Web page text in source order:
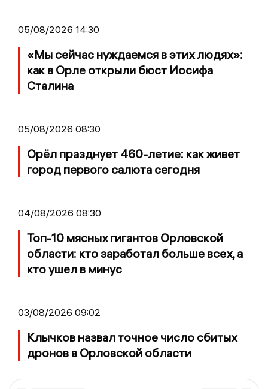
05/08/2026 14:30
«Мы сейчас нуждаемся в этих людях»:
как в Орле открыли бюст Иосифа
Сталина
05/08/2026 08:30
Орёл празднует 460-летие: как живет
город первого салюта сегодня
04/08/2026 08:30
Топ-10 мясных гигантов Орловской
области: кто заработал больше всех, а
кто ушел в минус
03/08/2026 09:02
Клычков назвал точное число сбитых
дронов в Орловской области